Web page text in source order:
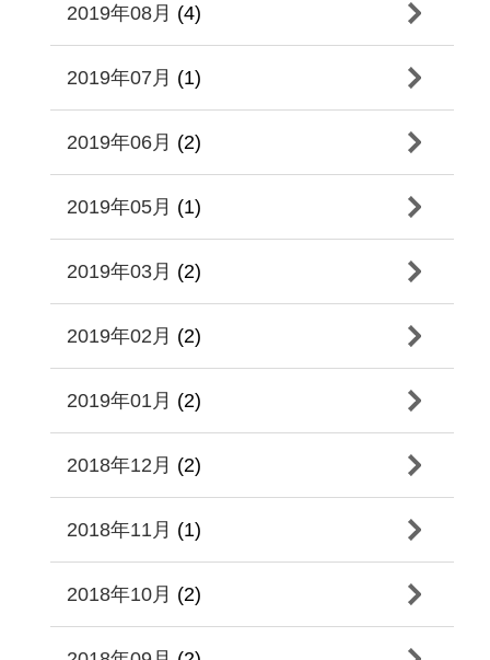
2019年08月 (4)
2019年07月 (1)
2019年06月 (2)
2019年05月 (1)
2019年03月 (2)
2019年02月 (2)
2019年01月 (2)
2018年12月 (2)
2018年11月 (1)
2018年10月 (2)